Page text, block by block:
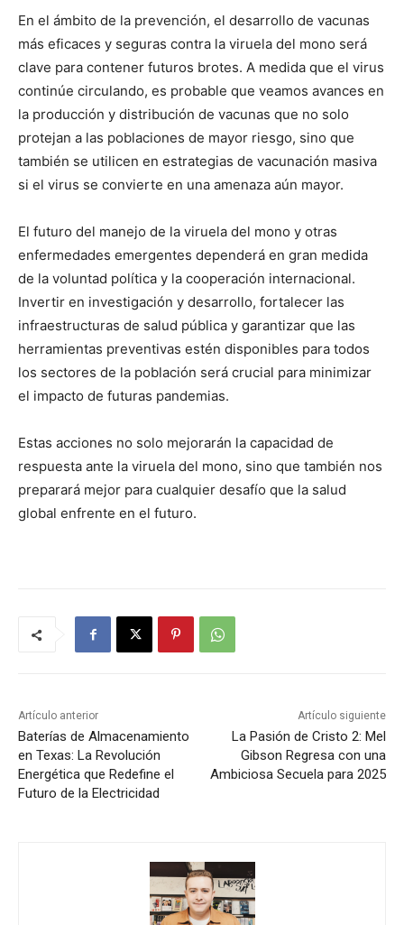
En el ámbito de la prevención, el desarrollo de vacunas
más eficaces y seguras contra la viruela del mono será
clave para contener futuros brotes. A medida que el virus
continúe circulando, es probable que veamos avances en
la producción y distribución de vacunas que no solo
protejan a las poblaciones de mayor riesgo, sino que
también se utilicen en estrategias de vacunación masiva
si el virus se convierte en una amenaza aún mayor.
El futuro del manejo de la viruela del mono y otras
enfermedades emergentes dependerá en gran medida
de la voluntad política y la cooperación internacional.
Invertir en investigación y desarrollo, fortalecer las
infraestructuras de salud pública y garantizar que las
herramientas preventivas estén disponibles para todos
los sectores de la población será crucial para minimizar
el impacto de futuras pandemias.
Estas acciones no solo mejorarán la capacidad de
respuesta ante la viruela del mono, sino que también nos
preparará mejor para cualquier desafío que la salud
global enfrente en el futuro.
Artículo anterior
Baterías de Almacenamiento
en Texas: La Revolución
Energética que Redefine el
Futuro de la Electricidad
Artículo siguiente
La Pasión de Cristo 2: Mel
Gibson Regresa con una
Ambiciosa Secuela para 2025